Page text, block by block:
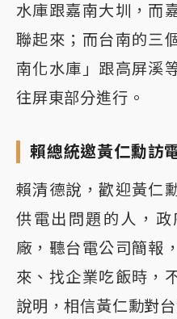
水庫跟嘉南大圳，而
聯起來；而台南的三
南化水庫」跟高屏溪
往屏東部分進行。
賴總統邀黃仁勳訪
賴清德說，歡迎黃仁
供電出問題的人，
廠，聽台電公司簡報
來、找企業吃飯時，
說明，相信黃仁勳對